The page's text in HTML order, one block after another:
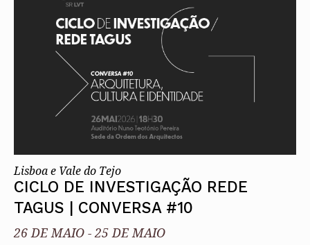
Lisboa e Vale do Tejo
CICLO DE INVESTIGAÇÃO REDE
TAGUS | CONVERSA #10
26 DE MAIO - 25 DE MAIO